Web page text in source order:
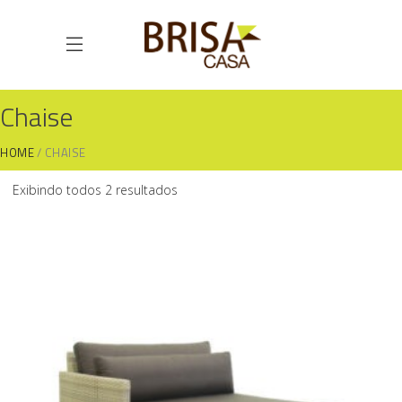
Chaise
HOME CHAISE
Exibindo todos 2 resultados